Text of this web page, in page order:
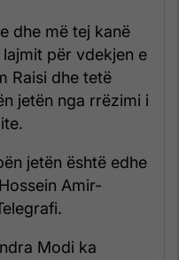
dhe më tej kanë
për vdekjen e
Raisi dhe tetë
jetën nga rrëzimi i
jetën është edhe
Amir-
Modi ka